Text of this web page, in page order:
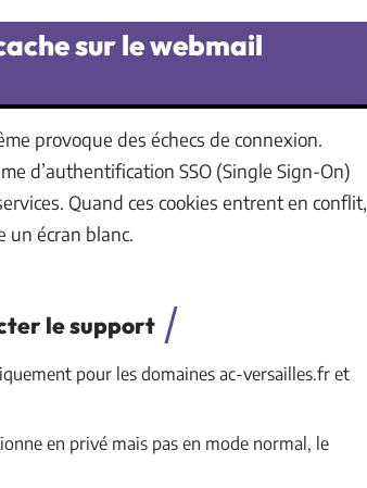
sur le webmail
provoque des échecs de connexion.
d’authentification SSO (Single Sign-On)
Quand ces cookies entrent en conflit,
un écran blanc.
le support
pour les domaines ac-versailles.fr et
en privé mais pas en mode normal, le